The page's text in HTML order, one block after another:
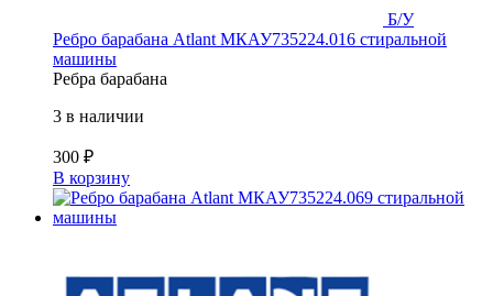
Б/У
Ребро барабана Atlant МКАУ735224.016 стиральной
машины
Ребра барабана
3 в наличии
300 ₽
В корзину